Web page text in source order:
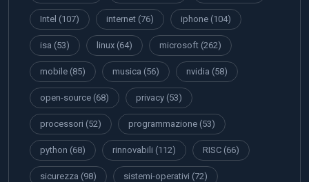
Intel (107) internet (76) iphone (104)
isa (53) linux (64) microsoft (262)
mobile (85) musica (56) nvidia (58)
open-source (68) privacy (53)
processori (52) programmazione (53)
python (68) rinnovabili (112) RISC (66)
sicurezza (98) sistemi-operativi (72)